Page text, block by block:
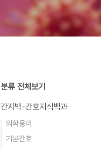
분류 전체보기
간지백-간호지식백과
의학용어
기본간호